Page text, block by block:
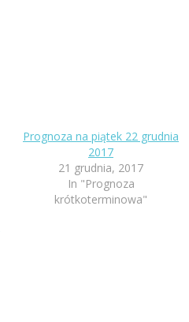
Prognoza na piątek 22 grudnia
2017
21 grudnia, 2017
In "Prognoza
krótkoterminowa"